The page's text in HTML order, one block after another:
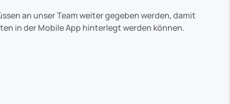
an unser Team weiter gegeben werden, damit
in der Mobile App hinterlegt werden können.